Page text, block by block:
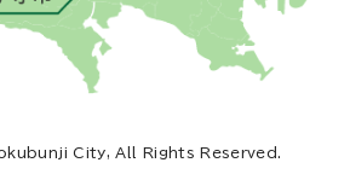
City, All Rights Reserved.